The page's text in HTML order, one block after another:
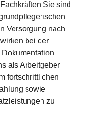
Sie sind
Versorgung nach
bei der
als Arbeitgeber
fortschrittlichen
sowie
zu